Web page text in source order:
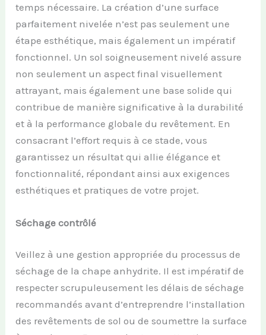
temps nécessaire. La création d’une surface
parfaitement nivelée n’est pas seulement une
étape esthétique, mais également un impératif
fonctionnel. Un sol soigneusement nivelé assure
non seulement un aspect final visuellement
attrayant, mais également une base solide qui
contribue de manière significative à la durabilité
et à la performance globale du revêtement. En
consacrant l’effort requis à ce stade, vous
garantissez un résultat qui allie élégance et
fonctionnalité, répondant ainsi aux exigences
esthétiques et pratiques de votre projet.
Séchage contrôlé
Veillez à une gestion appropriée du processus de
séchage de la chape anhydrite. Il est impératif de
respecter scrupuleusement les délais de séchage
recommandés avant d’entreprendre l’installation
des revêtements de sol ou de soumettre la surface